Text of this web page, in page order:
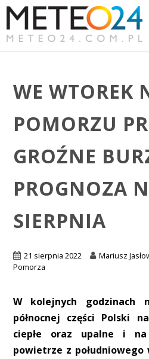
WE WTOREK
POMORZU
GROŹNE
PROGNOZA
SIERPNIA
21 sierpnia 2022 Mariusz
Pomorza
W kolejnych godzinach
północnej części Polski
ciepłe oraz upalne i
powietrze z południowego